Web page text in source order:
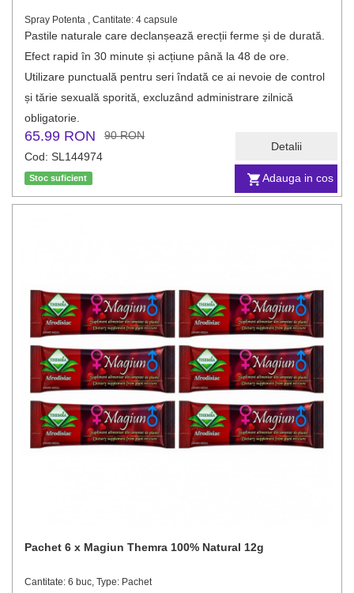
Adauga in cos
Detalii
Spray Potenta , Cantitate: 4 capsule
Pastile naturale care declanșează erecții ferme și de durată.
Efect rapid în 30 minute și acțiune până la 48 de ore.
Utilizare punctuală pentru seri îndată ce ai nevoie de control
și tărie sexuală sporită, excluzând administrare zilnică
obligatorie.
65.99 RON
90 RON
Cod: SL144974
Stoc suficient
Pachet 6 x Magiun Themra 100% Natural 12g
Cantitate: 6 buc, Type: Pachet